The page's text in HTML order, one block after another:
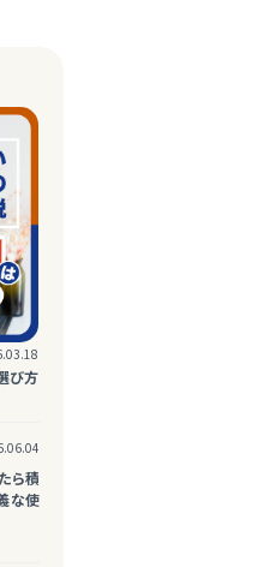
び方
ら積
な使